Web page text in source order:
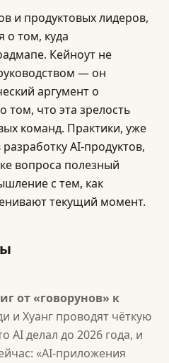
и продуктовых лидеров,
том, куда
Кейноут не
— он
аргумент о
том, что эта зрелость
команд. Практики, уже
AI-продуктов,
вопроса полезный
с тем, как
текущий момент.
от «говорунов» к
и Хуанг проводят чёткую
AI делал до 2026 года, и
«AI-приложения